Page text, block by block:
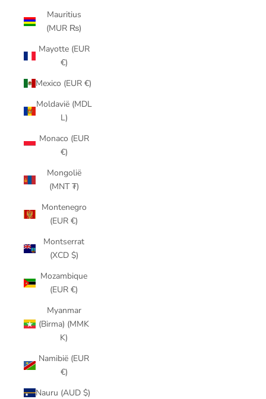
Mauritius
(MUR ₨)
Mayotte (EUR
€)
Mexico (EUR €)
Moldavië (MDL
L)
Monaco (EUR
€)
Mongolië
(MNT ₮)
Montenegro
(EUR €)
Montserrat
(XCD $)
Mozambique
(EUR €)
Myanmar
(Birma) (MMK
K)
Namibië (EUR
€)
Nauru (AUD $)